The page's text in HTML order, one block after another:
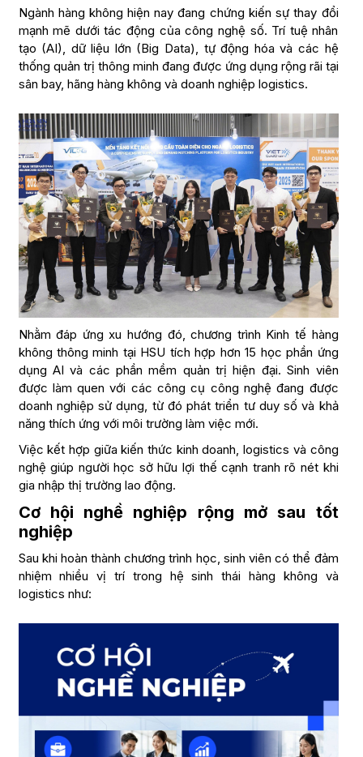
Ngành hàng không hiện nay đang chứng kiến sự thay đổi
mạnh mẽ dưới tác động của công nghệ số. Trí tuệ nhân
tạo (AI), dữ liệu lớn (Big Data), tự động hóa và các hệ
thống quản trị thông minh đang được ứng dụng rộng rãi tại
sân bay, hãng hàng không và doanh nghiệp logistics.
Nhằm đáp ứng xu hướng đó, chương trình Kinh tế hàng
không thông minh tại HSU tích hợp hơn 15 học phần ứng
dụng AI và các phần mềm quản trị hiện đại. Sinh viên
được làm quen với các công cụ công nghệ đang được
doanh nghiệp sử dụng, từ đó phát triển tư duy số và khả
năng thích ứng với môi trường làm việc mới.
Việc kết hợp giữa kiến thức kinh doanh, logistics và công
nghệ giúp người học sở hữu lợi thế cạnh tranh rõ nét khi
gia nhập thị trường lao động.
Cơ hội nghề nghiệp rộng mở sau tốt
nghiệp
Sau khi hoàn thành chương trình học, sinh viên có thể đảm
nhiệm nhiều vị trí trong hệ sinh thái hàng không và
logistics như: